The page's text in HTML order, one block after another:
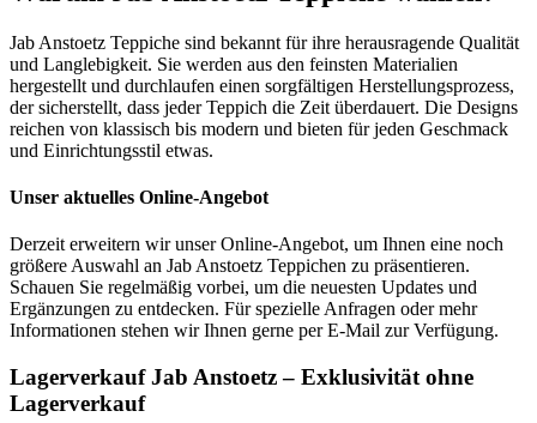
Jab Anstoetz Teppiche sind bekannt für ihre herausragende Qualität
und Langlebigkeit. Sie werden aus den feinsten Materialien
hergestellt und durchlaufen einen sorgfältigen Herstellungsprozess,
der sicherstellt, dass jeder Teppich die Zeit überdauert. Die Designs
reichen von klassisch bis modern und bieten für jeden Geschmack
und Einrichtungsstil etwas.
Unser aktuelles Online-Angebot
Derzeit erweitern wir unser Online-Angebot, um Ihnen eine noch
größere Auswahl an Jab Anstoetz Teppichen zu präsentieren.
Schauen Sie regelmäßig vorbei, um die neuesten Updates und
Ergänzungen zu entdecken. Für spezielle Anfragen oder mehr
Informationen stehen wir Ihnen gerne per E-Mail zur Verfügung.
Lagerverkauf Jab Anstoetz – Exklusivität ohne
Lagerverkauf